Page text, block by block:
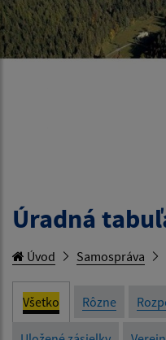
Úradná
Úvod Samospráva
Všetko Rôzne